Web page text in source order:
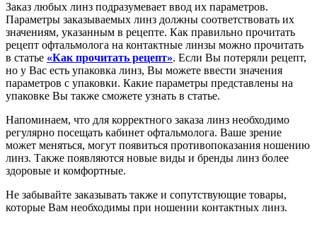
Заказ любых линз подразумевает ввод их параметров.
Параметры заказываемых линз должны соответствовать их
значениям, указанным в рецепте. Как правильно прочитать
рецепт офтальмолога на контактные линзы можно прочитать
в статье «Как прочитать рецепт». Если Вы потеряли рецепт,
но у Вас есть упаковка линз, Вы можете ввести значения
параметров с упаковки. Какие параметры представлены на
упаковке Вы также сможете узнать в статье.
Напоминаем, что для корректного заказа линз необходимо
регулярно посещать кабинет офтальмолога. Ваше зрение
может меняться, могут появиться противопоказания ношению
линз. Также появляются новые виды и бренды линз более
здоровые и комфортные.
Не забывайте заказывать также и сопутствующие товары,
которые Вам необходимы при ношении контактных линз.